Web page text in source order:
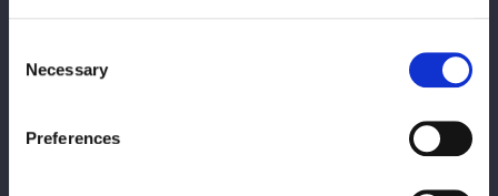
Selection
Necessary
Preferences
回戦シードの古沢稀杏と激突する。